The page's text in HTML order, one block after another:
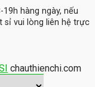
hàng ngày, nếu
sỉ vui lòng liên hệ trực
chauthienchi.com